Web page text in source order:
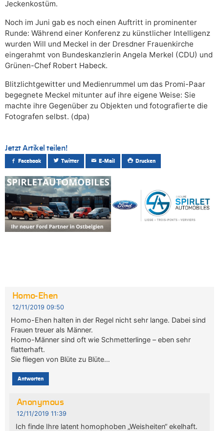
Jeckenkostüm.
Noch im Juni gab es noch einen Auftritt in prominenter
Runde: Während einer Konferenz zu künstlicher Intelligenz
wurden Will und Meckel in der Dresdner Frauenkirche
eingerahmt von Bundeskanzlerin Angela Merkel (CDU) und
Grünen-Chef Robert Habeck.
Blitzlichtgewitter und Medienrummel um das Promi-Paar
begegnete Meckel mitunter auf ihre eigene Weise: Sie
machte ihre Gegenüber zu Objekten und fotografierte die
Fotografen selbst. (dpa)
Jetzt Artikel teilen!
Facebook Twitter E-Mail Drucken
Homo-Ehen
12/11/2019 09:50
Homo-Ehen halten in der Regel nicht sehr lange. Dabei sind
Frauen treuer als Männer.
Homo-Männer sind oft wie Schmetterlinge – eben sehr
flatterhaft.
Sie fliegen von Blüte zu Blüte…
Antworten
Anonymous
12/11/2019 11:39
Ich finde Ihre latent homophoben „Weisheiten“ ekelhaft.